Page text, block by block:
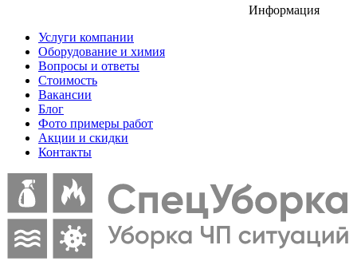
Информация
Услуги компании
Оборудование и химия
Вопросы и ответы
Стоимость
Вакансии
Блог
Фото примеры работ
Акции и скидки
Контакты